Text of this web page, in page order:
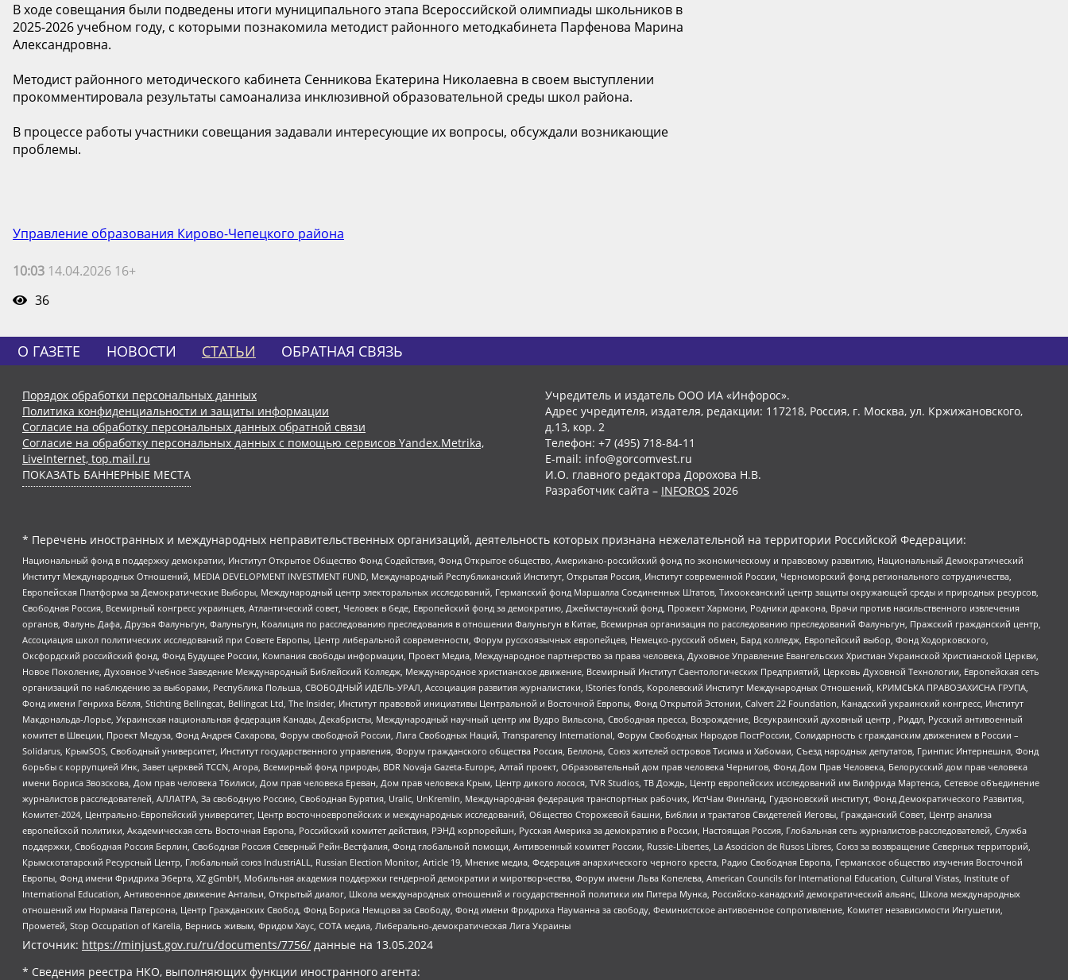
В ходе совещания были подведены итоги муниципального этапа Всероссийской олимпиады школьников в
2025-2026 учебном году, с которыми познакомила методист районного методкабинета Парфенова Марина
Александровна.
Методист районного методического кабинета Сенникова Екатерина Николаевна в своем выступлении
прокомментировала результаты самоанализа инклюзивной образовательной среды школ района.
В процессе работы участники совещания задавали интересующие их вопросы, обсуждали возникающие
проблемы.
Управление образования Кирово-Чепецкого района
10:03 14.04.2026 16+
36
О ГАЗЕТЕ НОВОСТИ СТАТЬИ ОБРАТНАЯ СВЯЗЬ
Порядок обработки персональных данных
Политика конфиденциальности и защиты информации
Согласие на обработку персональных данных обратной связи
Согласие на обработку персональных данных с помощью сервисов Yandex.Metrika,
LiveInternet, top.mail.ru
ПОКАЗАТЬ БАННЕРНЫЕ МЕСТА
Учредитель и издатель ООО ИА «Инфорос».
Адрес учредителя, издателя, редакции: 117218, Россия, г. Москва, ул. Кржижановского,
д.13, кор. 2
Телефон: +7 (495) 718-84-11
E-mail: info@gorcomvest.ru
И.О. главного редактора Дорохова Н.В.
Разработчик сайта – INFOROS 2026
* Перечень иностранных и международных неправительственных организаций, деятельность которых признана нежелательной на территории Российской Федерации:
Национальный фонд в поддержку демократии, Институт Открытое Общество Фонд Содействия, Фонд Открытое общество, Американо-российский фонд по экономическому и правовому развитию, Национальный Демократический
Институт Международных Отношений, MEDIA DEVELOPMENT INVESTMENT FUND, Международный Республиканский Институт, Открытая Россия, Институт современной России, Черноморский фонд регионального сотрудничества,
Европейская Платформа за Демократические Выборы, Международный центр электоральных исследований, Германский фонд Маршалла Соединенных Штатов, Тихоокеанский центр защиты окружающей среды и природных ресурсов,
Свободная Россия, Всемирный конгресс украинцев, Атлантический совет, Человек в беде, Европейский фонд за демократию, Джеймстаунский фонд, Прожект Хармони, Родники дракона, Врачи против насильственного извлечения
органов, Фалунь Дафа, Друзья Фалуньгун, Фалуньгун, Коалиция по расследованию преследования в отношении Фалуньгун в Китае, Всемирная организация по расследованию преследований Фалуньгун, Пражский гражданский центр,
Ассоциация школ политических исследований при Совете Европы, Центр либеральной современности, Форум русскоязычных европейцев, Немецко-русский обмен, Бард колледж, Европейский выбор, Фонд Ходорковского,
Оксфордский российский фонд, Фонд Будущее России, Компания свободы информации, Проект Медиа, Международное партнерство за права человека, Духовное Управление Евангельских Христиан Украинской Христианской Церкви,
Новое Поколение, Духовное Учебное Заведение Международный Библейский Колледж, Международное христианское движение, Всемирный Институт Саентологических Предприятий, Церковь Духовной Технологии, Европейская сеть
организаций по наблюдению за выборами, Республика Польша, СВОБОДНЫЙ ИДЕЛЬ-УРАЛ, Ассоциация развития журналистики, IStories fonds, Королевский Институт Международных Отношений, КРИМСЬКА ПРАВОЗАХИСНА ГРУПА,
Фонд имени Генриха Бёлля, Stichting Bellingcat, Bellingcat Ltd, The Insider, Институт правовой инициативы Центральной и Восточной Европы, Фонд Открытой Эстонии, Calvert 22 Foundation, Канадский украинский конгресс, Институт
Макдональда-Лорье, Украинская национальная федерация Канады, Декабристы, Международный научный центр им Вудро Вильсона, Свободная пресса, Возрождение, Всеукраинский духовный центр , Риддл, Русский антивоенный
комитет в Швеции, Проект Медуза, Фонд Андрея Сахарова, Форум свободной России, Лига Свободных Наций, Transparеncy International, Форум Свободных Народов ПостРоссии, Солидарность с гражданским движением в России –
Solidarus, КрымSOS, Свободный университет, Институт государственного управления, Форум гражданского общества Россия, Беллона, Союз жителей островов Тисима и Хабомаи, Съезд народных депутатов, Гринпис Интернешнл, Фонд
борьбы с коррупцией Инк, Завет церквей TCCN, Агора, Всемирный фонд природы, BDR Novaja Gazeta-Europe, Алтай проект, Образовательный дом прав человека Чернигов, Фонд Дом Прав Человека, Белорусский дом прав человека
имени Бориса Звозскова, Дом прав человека Тбилиси, Дом прав человека Ереван, Дом прав человека Крым, Центр дикого лосося, TVR Studios, ТВ Дождь, Центр европейских исследований им Вилфрида Мартенса, Сетевое объединение
журналистов расследователей, АЛЛАТРА, За свободную Россию, Свободная Бурятия, Uralic, UnKremlin, Международная федерация транспортных рабочих, ИстЧам Финланд, Гудзоновский институт, Фонд Демократического Развития,
Комитет-2024, Центрально-Европейский университет, Центр восточноевропейских и международных исследований, Общество Сторожевой башни, Библии и трактатов Свидетелей Иеговы, Гражданский Совет, Центр анализа
европейской политики, Академическая сеть Восточная Европа, Российский комитет действия, РЭНД корпорейшн, Русская Америка за демократию в России, Настоящая Россия, Глобальная сеть журналистов-расследователей, Служба
поддержки, Свободная Россия Берлин, Свободная Россия Северный Рейн-Вестфалия, Фонд глобальной помощи, Антивоенный комитет России, Russie-Libertes, La Asocicion de Rusos Libres, Союз за возвращение Северных территорий,
Крымскотатарский Ресурсный Центр, Глобальный союз IndustriALL, Russian Election Monitor, Article 19, Мнение медиа, Федерация анархического черного креста, Радио Свободная Европа, Германское общество изучения Восточной
Европы, Фонд имени Фридриха Эберта, XZ gGmbH, Мобильная академия поддержки гендерной демократии и миротворчества, Форум имени Льва Копелева, American Councils for International Education, Cultural Vistas, Institute of
International Education, Антивоенное движение Антальи, Открытый диалог, Школа международных отношений и государственной политики им Питера Мунка, Российско-канадский демократический альянс, Школа международных
отношений им Нормана Патерсона, Центр Гражданских Свобод, Фонд Бориса Немцова за Свободу, Фонд имени Фридриха Науманна за свободу, Феминистское антивоенное сопротивление, Комитет независимости Ингушетии,
Прометей, Stop Occupation of Karelia, Вернись живым, Фридом Хаус, СОТА медиа, Либерально-демократическая Лига Украины
Источник: https://minjust.gov.ru/ru/documents/7756/ данные на 13.05.2024
* Сведения реестра НКО, выполняющих функции иностранного агента: